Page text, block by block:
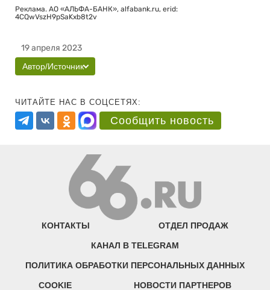
Реклама. АО «АЛЬФА-БАНК», alfabank.ru, erid:
4CQwVszH9pSaKxb8t2v
19 апреля 2023
Автор/Источник
ЧИТАЙТЕ НАС В СОЦСЕТЯХ:
Сообщить новость
КОНТАКТЫ ОТДЕЛ ПРОДАЖ
КАНАЛ В TELEGRAM
ПОЛИТИКА ОБРАБОТКИ ПЕРСОНАЛЬНЫХ ДАННЫХ
COOKIE НОВОСТИ ПАРТНЕРОВ